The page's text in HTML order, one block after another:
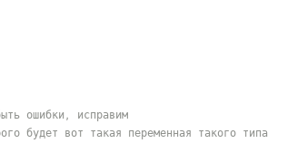
ошибки, исправим
будет вот такая переменная такого типа